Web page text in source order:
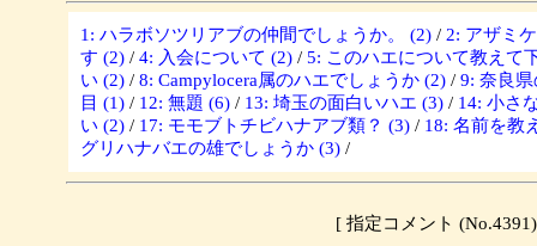
1: ハラボソツリアブの仲間でしょうか。 (2) / 2: アザミ
す (2) / 4: 入会について (2) / 5: このハエについて教えて
い (2) / 8: Campylocera属のハエでしょうか (2) / 9: 奈良
目 (1) / 12: 無題 (6) / 13: 埼玉の面白いハエ (3) / 14: 小さ
い (2) / 17: モモブトチビハナアブ類？ (3) / 18: 名前を教
グリハナバエの雄でしょうか (3) /
[ 指定コメント